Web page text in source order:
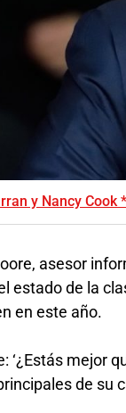
y Nancy Cook *
asesor
estado de la
en este año.
‘¿Estás mejor
de su